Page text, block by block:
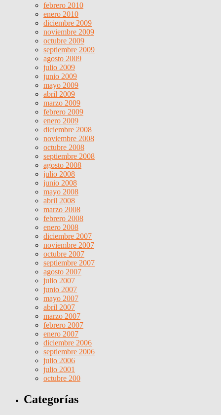
febrero 2010
enero 2010
diciembre 2009
noviembre 2009
octubre 2009
septiembre 2009
agosto 2009
julio 2009
junio 2009
mayo 2009
abril 2009
marzo 2009
febrero 2009
enero 2009
diciembre 2008
noviembre 2008
octubre 2008
septiembre 2008
agosto 2008
julio 2008
junio 2008
mayo 2008
abril 2008
marzo 2008
febrero 2008
enero 2008
diciembre 2007
noviembre 2007
octubre 2007
septiembre 2007
agosto 2007
julio 2007
junio 2007
mayo 2007
abril 2007
marzo 2007
febrero 2007
enero 2007
diciembre 2006
septiembre 2006
julio 2006
julio 2001
octubre 200
Categorías